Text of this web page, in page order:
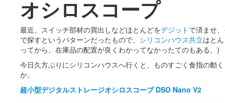
オシロスコープ
最近、スイッチ部材の買出しなどほとんどをデジット で済ませ
で探すというパターンだったもので、 シリコンハウス共立はと
ってから、在庫品の配置が良くわかってなかったてのもある。)
今日久方ぶりにシリコンハウスへ行くと、ものすごく食指の動
か。
超小型デジタルストレージオシロスコープ DSO Nano V2